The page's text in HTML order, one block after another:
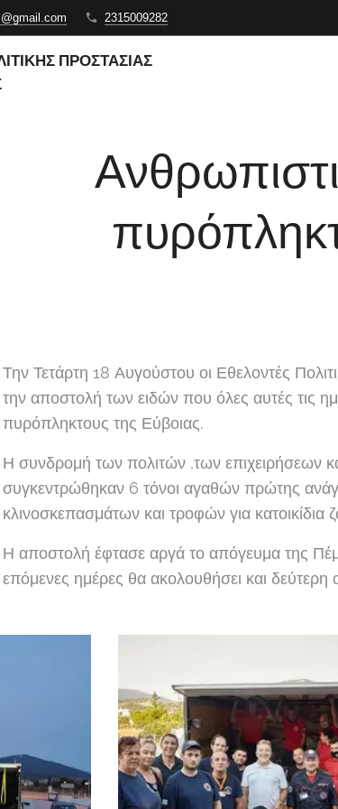
2315009282
ΠΡΟΣΤΑΣΙΑΣ
Την Τετάρτη 18 Αυγούστου οι Εθελοντές
την αποστολή των ειδών που όλες αυτές τις
πυρόπληκτους της Εύβοιας.
Η συνδρομή των πολιτών ,των επιχειρήσεων
συγκεντρώθηκαν 6 τόνοι αγαθών πρώτης
κλινοσκεπασμάτων και τροφών για κατοικίδια
Η αποστολή έφτασε αργά το απόγευμα της
επόμενες ημέρες θα ακολουθήσει και